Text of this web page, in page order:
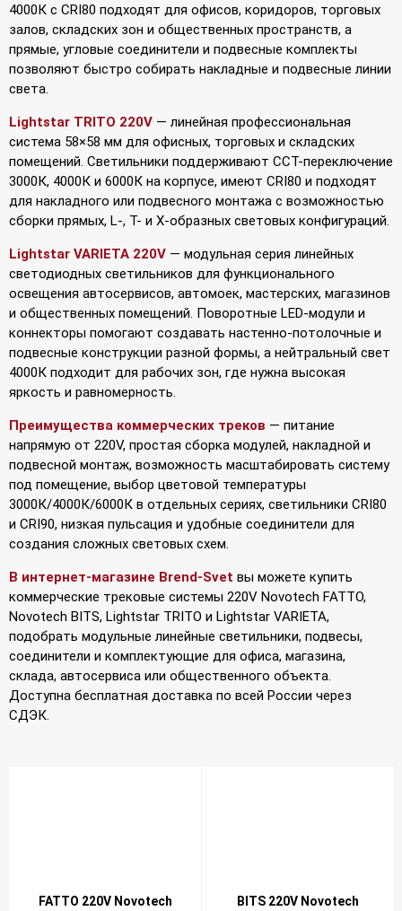
4000К с CRI80 подходят для офисов, коридоров, торговых
залов, складских зон и общественных пространств, а
прямые, угловые соединители и подвесные комплекты
позволяют быстро собирать накладные и подвесные линии
света.
Lightstar TRITO 220V — линейная профессиональная
система 58×58 мм для офисных, торговых и складских
помещений. Светильники поддерживают CCT-переключение
3000К, 4000К и 6000К на корпусе, имеют CRI80 и подходят
для накладного или подвесного монтажа с возможностью
сборки прямых, L-, T- и X-образных световых конфигураций.
Lightstar VARIETA 220V — модульная серия линейных
светодиодных светильников для функционального
освещения автосервисов, автомоек, мастерских, магазинов
и общественных помещений. Поворотные LED-модули и
коннекторы помогают создавать настенно-потолочные и
подвесные конструкции разной формы, а нейтральный свет
4000К подходит для рабочих зон, где нужна высокая
яркость и равномерность.
Преимущества коммерческих треков — питание
напрямую от 220V, простая сборка модулей, накладной и
подвесной монтаж, возможность масштабировать систему
под помещение, выбор цветовой температуры
3000К/4000К/6000К в отдельных сериях, светильники CRI80
и CRI90, низкая пульсация и удобные соединители для
создания сложных световых схем.
В интернет-магазине Brend-Svet вы можете купить
коммерческие трековые системы 220V Novotech FATTO,
Novotech BITS, Lightstar TRITO и Lightstar VARIETA,
подобрать модульные линейные светильники, подвесы,
соединители и комплектующие для офиса, магазина,
склада, автосервиса или общественного объекта.
Доступна бесплатная доставка по всей России через
СДЭК.
FATTO 220V Novotech
BITS 220V Novotech